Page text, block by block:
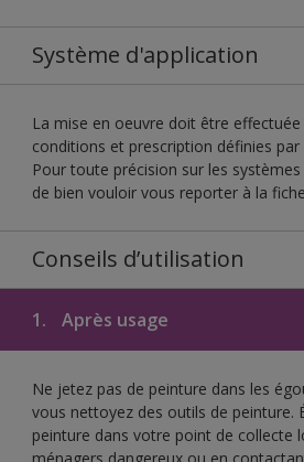
Système d'application
La mise en oeuvre doit être
conditions et prescription définies par
Pour toute précision sur les
de bien vouloir vous reporter à la
Conseils d’utilisation
1. Après usage
Ne jetez pas de peinture dans les
vous nettoyez des outils de peinture.
peinture dans votre point de collecte